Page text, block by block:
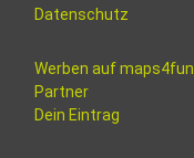
Datenschutz
Werben auf maps4fun
Partner
Dein Eintrag